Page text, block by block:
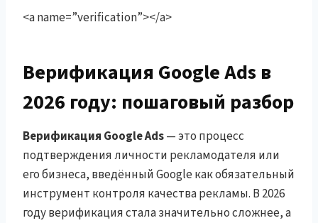
<a name=”verification”></a>
Верификация Google Ads в
2026 году: пошаговый разбор
Верификация Google Ads— это процесс
подтверждения личности рекламодателя или
его бизнеса, введённый Google как обязательный
инструмент контроля качества рекламы. В 2026
году верификация стала значительно сложнее, а